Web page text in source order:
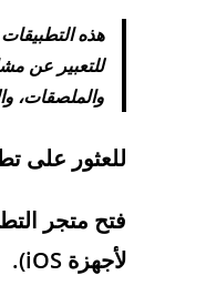
هذه
للتعبير عن
والملصقات،
للعثور على
لأجهزة iOS).